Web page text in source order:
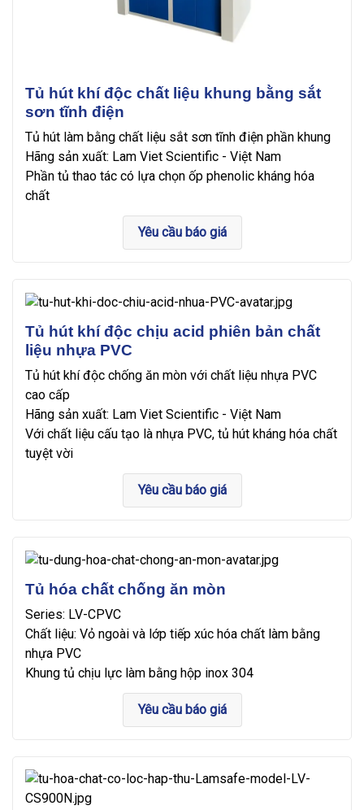
Tủ hút khí độc chất liệu khung bằng sắt
sơn tĩnh điện
Tủ hút làm bằng chất liệu sắt sơn tĩnh điện phần khung
Hãng sản xuất: Lam Viet Scientific - Việt Nam
Phần tủ thao tác có lựa chọn ốp phenolic kháng hóa
chất
Yêu cầu báo giá
Tủ hút khí độc chịu acid phiên bản chất
liệu nhựa PVC
Tủ hút khí độc chống ăn mòn với chất liệu nhựa PVC
cao cấp
Hãng sản xuất: Lam Viet Scientific - Việt Nam
Với chất liệu cấu tạo là nhựa PVC, tủ hút kháng hóa chất
tuyệt vời
Yêu cầu báo giá
Tủ hóa chất chống ăn mòn
Series: LV-CPVC
Chất liệu: Vỏ ngoài và lớp tiếp xúc hóa chất làm bằng
nhựa PVC
Khung tủ chịu lực làm bằng hộp inox 304
Yêu cầu báo giá